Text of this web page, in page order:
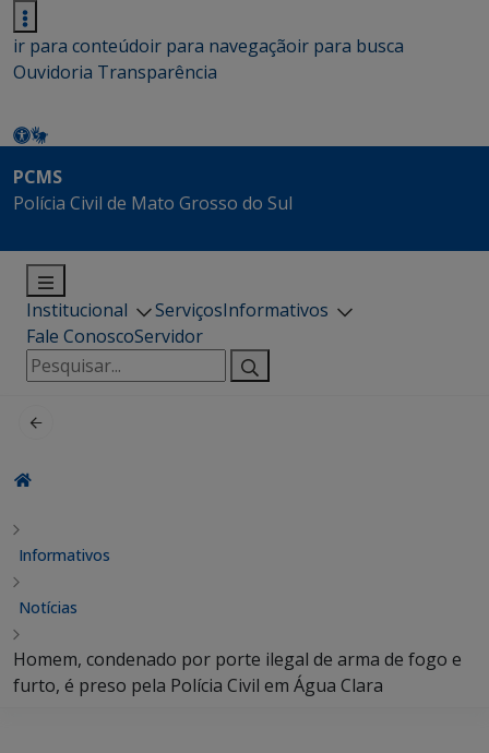
ir para conteúdoir para navegaçãoir para busca
Ouvidoria Transparência
PCMS
Polícia Civil de Mato Grosso do Sul
Institucional ServiçosInformativos
Fale ConoscoServidor
Pesquisar
por:
Informativos
Notícias
Homem, condenado por porte ilegal de arma de fogo e
furto, é preso pela Polícia Civil em Água Clara